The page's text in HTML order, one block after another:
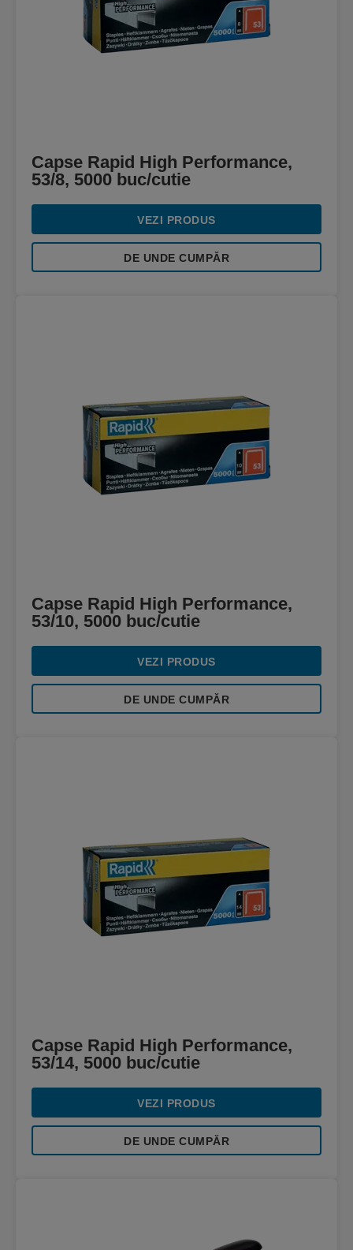
Capse Rapid High Performance,
53/8, 5000 buc/cutie
VEZI PRODUS
DE UNDE CUMPĂR
Capse Rapid High Performance,
53/10, 5000 buc/cutie
VEZI PRODUS
DE UNDE CUMPĂR
Capse Rapid High Performance,
53/14, 5000 buc/cutie
VEZI PRODUS
DE UNDE CUMPĂR